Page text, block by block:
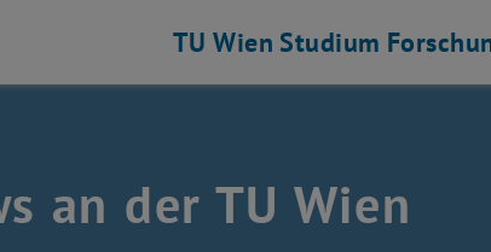
TU Wien Studium
an der TU Wien